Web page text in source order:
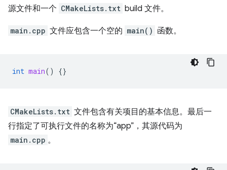
源文件和一个 CMakeLists.txt build 文件。
main.cpp 文件应包含一个空的 main() 函数。
int main() {}
CMakeLists.txt 文件包含有关项目的基本信息。最后一
行指定了可执行文件的名称为“app”，其源代码为
main.cpp 。